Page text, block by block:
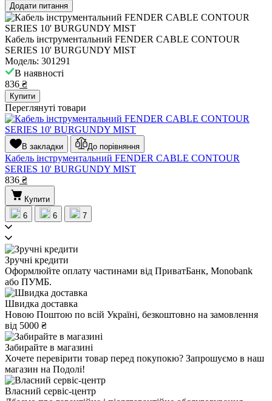
Додати питання
Кабель інструментальний FENDER CABLE CONTOUR
SERIES 10' BURGUNDY MIST
Модель: 301291
В наявності
836 ₴
Купити
Переглянуті товари
В закладки До порівняння
Кабель інструментальний FENDER CABLE CONTOUR
SERIES 10' BURGUNDY MIST
836 ₴
Купити
6
6 7
Зручні кредити
Оформлюйте оплату частинами від ПриватБанк, Monobank
або ПУМБ.
Швидка доставка
Новою Поштою по всій Україні, безкоштовно на замовлення
від 5000 ₴
Забирайте в магазині
Хочете перевірити товар перед покупокю? Запрошуємо в наш
магазин на Подолі!
Власний сервіс-центр